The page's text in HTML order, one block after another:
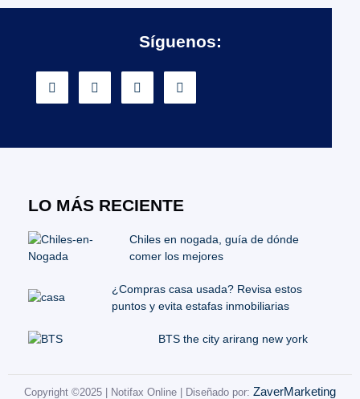
Síguenos:
LO MÁS RECIENTE
Chiles en nogada, guía de dónde
comer los mejores
¿Compras casa usada? Revisa estos
puntos y evita estafas inmobiliarias
BTS the city arirang new york
Copyright ©2025 | Notifax Online | Diseñado por: ZaverMarketing